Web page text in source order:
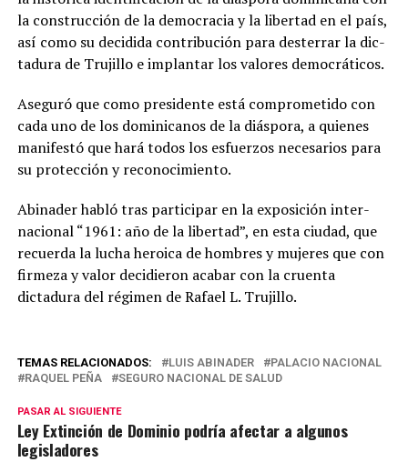
la construcción de la demo­cracia y la libertad en el país,
así como su decidida contri­bución para desterrar la dic­
tadura de Trujillo e implantar los valores democráticos.
Aseguró que como pre­sidente está comprometido con
cada uno de los domini­canos de la diáspora, a quie­nes
manifestó que hará todos los esfuerzos necesarios pa­ra
su protección y reconoci­miento.
Abinader habló tras parti­cipar en la exposición inter­
nacional “1961: año de la li­bertad”, en esta ciudad, que
recuerda la lucha heroica de hombres y mujeres que con
firmeza y valor deci­dieron acabar con la cruen­ta
dictadura del régimen de Rafael L. Trujillo.
TEMAS RELACIONADOS: LUIS ABINADER
PALACIO NACIONAL
RAQUEL PEÑA
SEGURO NACIONAL DE SALUD
PASAR AL SIGUIENTE
Ley Extinción de Dominio podría afectar a algunos
legisladores